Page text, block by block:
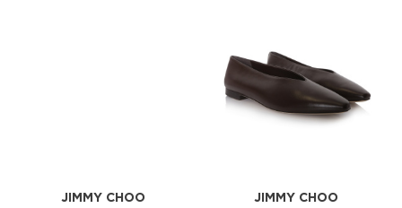
JIMMY CHOO JIMMY CHOO